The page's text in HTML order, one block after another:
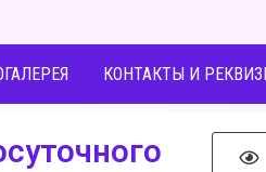
КОНТАКТЫ И